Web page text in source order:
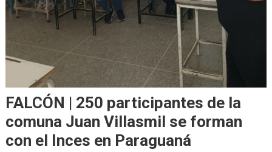
FALCÓN | 250 participantes de la
comuna Juan Villasmil se forman
con el Inces en Paraguaná